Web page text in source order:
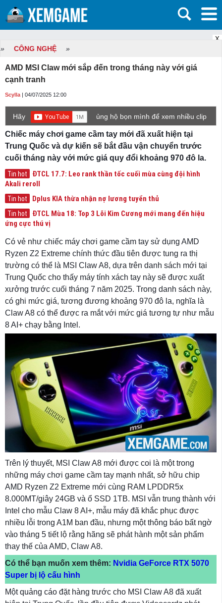
X
» CÔNG NGHỆ »
AMD MSI Claw mới sắp đến trong tháng này với giá
cạnh tranh
Scylla | 04/07/2025 12:00
Hãy
ủng hộ bọn mình để xem nhiều clip
game mới hơn nhé!
Chiếc máy chơi game cầm tay mới đã xuất hiện tại
Trung Quốc và dự kiến ​​sẽ bắt đầu vận chuyển trước
cuối tháng này với mức giá quy đổi khoảng 970 đô la.
Tin hot
ĐTCL 17.7: Leo rank thần tốc cuối mùa cùng đội hình
Akali reroll
Tin hot Dplus KIA thừa nhận nợ lương tuyển thủ
Tin hot
ĐTCL Mùa 18: Top 3 Lõi Kim Cương mới mang đến hiệu
ứng cực thú vị
Có vẻ như chiếc máy chơi game cầm tay sử dụng AMD
Ryzen Z2 Extreme chính thức đầu tiên được tung ra thị
trường có thể là MSI Claw A8, dựa trên danh sách mới tại
Trung Quốc cho thấy máy tính xách tay này sẽ được xuất
xưởng trước cuối tháng 7 năm 2025. Trong danh sách này,
có ghi mức giá, tương đương khoảng 970 đô la, nghĩa là
Claw A8 có thể được ra mắt với mức giá tương tự như mẫu
8 AI+ chạy bằng Intel.
Trên lý thuyết, MSI Claw A8 mới được coi là một trong
những máy chơi game cầm tay mạnh nhất, sở hữu chip
AMD Ryzen Z2 Extreme mới cùng RAM LPDDR5x
8.000MT/giây 24GB và ổ SSD 1TB. MSI vẫn trung thành với
Intel cho mẫu Claw 8 AI+, mẫu máy đã khắc phục được
nhiều lỗi trong A1M ban đầu, nhưng một thông báo bất ngờ
vào tháng 5 tiết lộ rằng hãng sẽ phát hành một sản phẩm
thay thế của AMD, Claw A8.
Có thể bạn muốn xem thêm: Nvidia GeForce RTX 5070
Super bị lộ cấu hình
Một quảng cáo đặt hàng trước cho MSI Claw A8 đã xuất